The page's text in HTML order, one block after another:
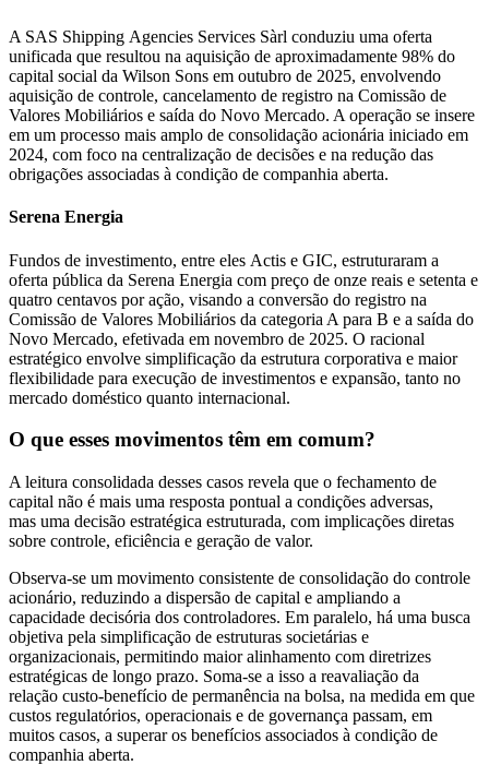
A SAS Shipping Agencies Services Sàrl conduziu uma oferta
unificada que resultou na aquisição de aproximadamente 98% do
capital social da Wilson Sons em outubro de 2025, envolvendo
aquisição de controle, cancelamento de registro na Comissão de
Valores Mobiliários e saída do Novo Mercado. A operação se insere
em um processo mais amplo de consolidação acionária iniciado em
2024, com foco na centralização de decisões e na redução das
obrigações associadas à condição de companhia aberta.
Serena Energia
Fundos de investimento, entre eles Actis e GIC, estruturaram a
oferta pública da Serena Energia com preço de onze reais e setenta e
quatro centavos por ação, visando a conversão do registro na
Comissão de Valores Mobiliários da categoria A para B e a saída do
Novo Mercado, efetivada em novembro de 2025. O racional
estratégico envolve simplificação da estrutura corporativa e maior
flexibilidade para execução de investimentos e expansão, tanto no
mercado doméstico quanto internacional.
O que esses movimentos têm em comum?
A leitura consolidada desses casos revela que o fechamento de
capital não é mais uma resposta pontual a condições adversas,
mas uma decisão estratégica estruturada, com implicações diretas
sobre controle, eficiência e geração de valor.
Observa-se um movimento consistente de consolidação do controle
acionário, reduzindo a dispersão de capital e ampliando a
capacidade decisória dos controladores. Em paralelo, há uma busca
objetiva pela simplificação de estruturas societárias e
organizacionais, permitindo maior alinhamento com diretrizes
estratégicas de longo prazo. Soma-se a isso a reavaliação da
relação custo-benefício de permanência na bolsa, na medida em que
custos regulatórios, operacionais e de governança passam, em
muitos casos, a superar os benefícios associados à condição de
companhia aberta.